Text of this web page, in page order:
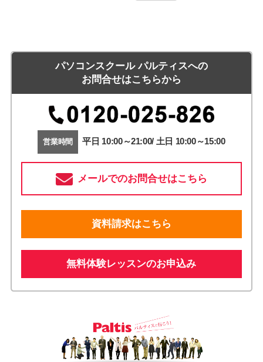
個人情報が取得出来ない場合の弊害等
ご本人様が当社に個人情報を与えることは任意ですが、提供いただく個人情報が
不十分な場合、当社が執り行う業務に支障が生じ、ご本人様に十分な対応が出来
開示対象個人情報の開示等への請求先
（株）フレックスジャパンは保有する個人情報のご本人様又はその代理人様（法
定代理人又は委任に基づく代理人）からの開示等の求め（1.個人情報の開示、2.
お問合せ窓口
俊之）
〒060-0001 札幌市中央区北1条西3丁目MNビル11F
info@flexjapan.com
営業日 ： 月曜日～金曜日 / 10：00～17：00 土曜日 / 10：00～15：00
パソコンスクール パルティスへの
お問合せはこちらから
営業時間 平日 10:00～21:00/ 土日 10:00～15:00
メールでのお問合せはこちら
資料請求はこちら
無料体験レッスンのお申込み